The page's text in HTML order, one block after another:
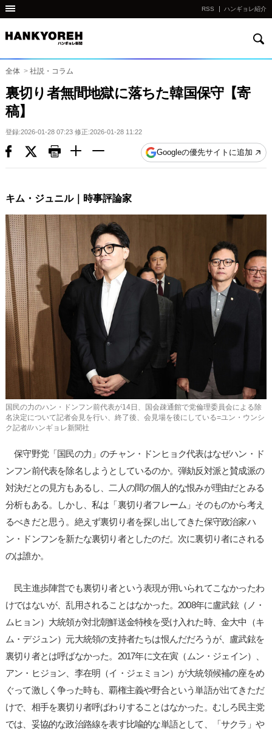
他
国
の
サ
イ
ト
の
リ
ク
다
른
나
라
사
이
트
링
크
RSS ハンギョレ紹介
全体 > 社説・コラム
裏切り者無間地獄に落ちた韓国保守【寄
稿】
登録:2026-01-28 07:23 修正:2026-01-28 11:22
Googleの優先サイトに追加
キム・ジュニル｜時事評論家
国民の力のハン・ドンフン前代表が14日、国会疎通館で党倫理委員会による除
名決定について記者会見を行い、終了後、会見場を後にしている=ユン・ウンシ
ク記者//ハンギョレ新聞社
保守野党「国民の力」のチャン・ドンヒョク代表はなぜハン・ド
ンフン前代表を除名しようとしているのか。弾劾反対派と賛成派の
対決だとの見方もあるし、二人の間の個人的な恨みが理由だとみる
分析もある。しかし、私は「裏切り者フレーム」そのものから考え
るべきだと思う。絶えず裏切り者を探し出してきた保守政治家ハ
ン・ドンフンを新たな裏切り者としたのだ。次に裏切り者にされる
のは誰か。
民主進歩陣営でも裏切り者という表現が用いられてこなかったわ
けではないが、乱用されることはなかった。2008年に盧武鉉（ノ・
ムヒョン）大統領が対北朝鮮送金特検を受け入れた時、金大中（キ
ム・デジュン）元大統領の支持者たちは恨んだだろうが、盧武鉉を
裏切り者とは呼ばなかった。2017年に文在寅（ムン・ジェイン）、
アン・ヒジョン、李在明（イ・ジェミョン）が大統領候補の座をめ
ぐって激しく争った時も、覇権主義や野合という単語が出てきただ
けで、相手を裏切り者呼ばわりすることはなかった。むしろ民主党
では、妥協的な政治路線を表す比喩的な単語として、「サクラ」や